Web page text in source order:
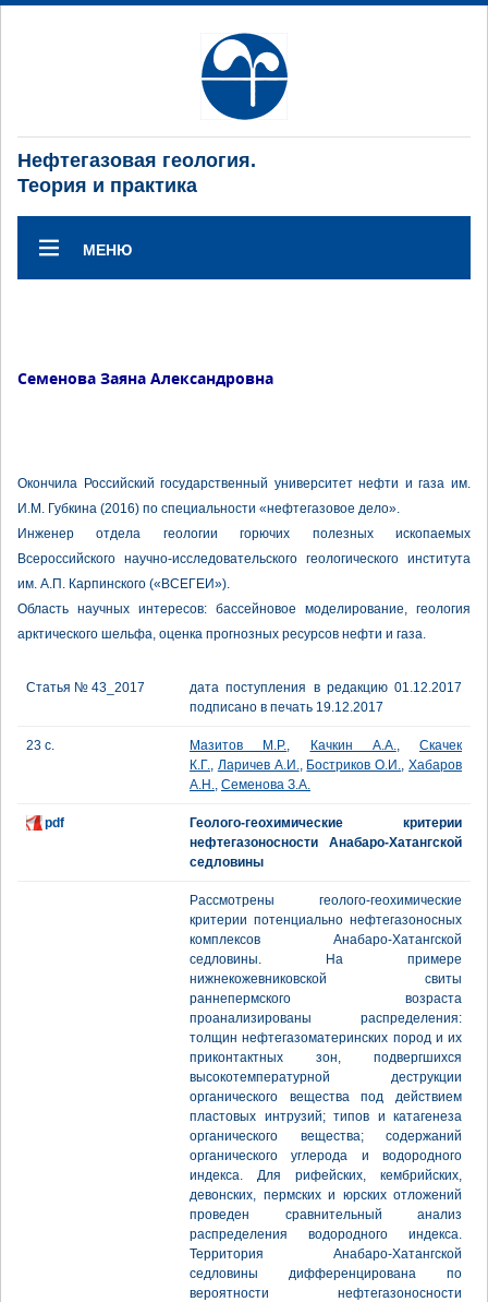
Нефтегазовая геология.
Теория и практика
МЕНЮ
Семенова Заяна Александровна
Окончила Российский государственный университет нефти и газа им.
И.М. Губкина (2016) по специальности «нефтегазовое дело».
Инженер отдела геологии горючих полезных ископаемых
Всероссийского научно-исследовательского геологического института
им. А.П. Карпинского («ВСЕГЕИ»).
Область научных интересов: бассейновое моделирование, геология
арктического шельфа, оценка прогнозных ресурсов нефти и газа.
Статья № 43_2017
дата поступления в редакцию 01.12.2017
подписано в печать 19.12.2017
23 с. Мазитов М.Р., Качкин А.А., Скачек
К.Г., Ларичев А.И., Бостриков О.И.,Хабаров
А.Н., Семенова З.А.
pdf
Геолого-геохимические критерии
нефтегазоносности Анабаро-Хатангской
седловины
Рассмотрены геолого-геохимические
критерии потенциально нефтегазоносных
комплексов Анабаро-Хатангской
седловины. На примере
нижнекожевниковской свиты
раннепермского возраста
проанализированы распределения:
толщин нефтегазоматеринских пород и их
приконтактных зон, подвергшихся
высокотемпературной деструкции
органического вещества под действием
пластовых интрузий; типов и катагенеза
органического вещества; содержаний
органического углерода и водородного
индекса. Для рифейских, кембрийских,
девонских, пермских и юрских отложений
проведен сравнительный анализ
распределения водородного индекса.
Территория Анабаро-Хатангской
седловины дифференцирована по
вероятности нефтегазоносности